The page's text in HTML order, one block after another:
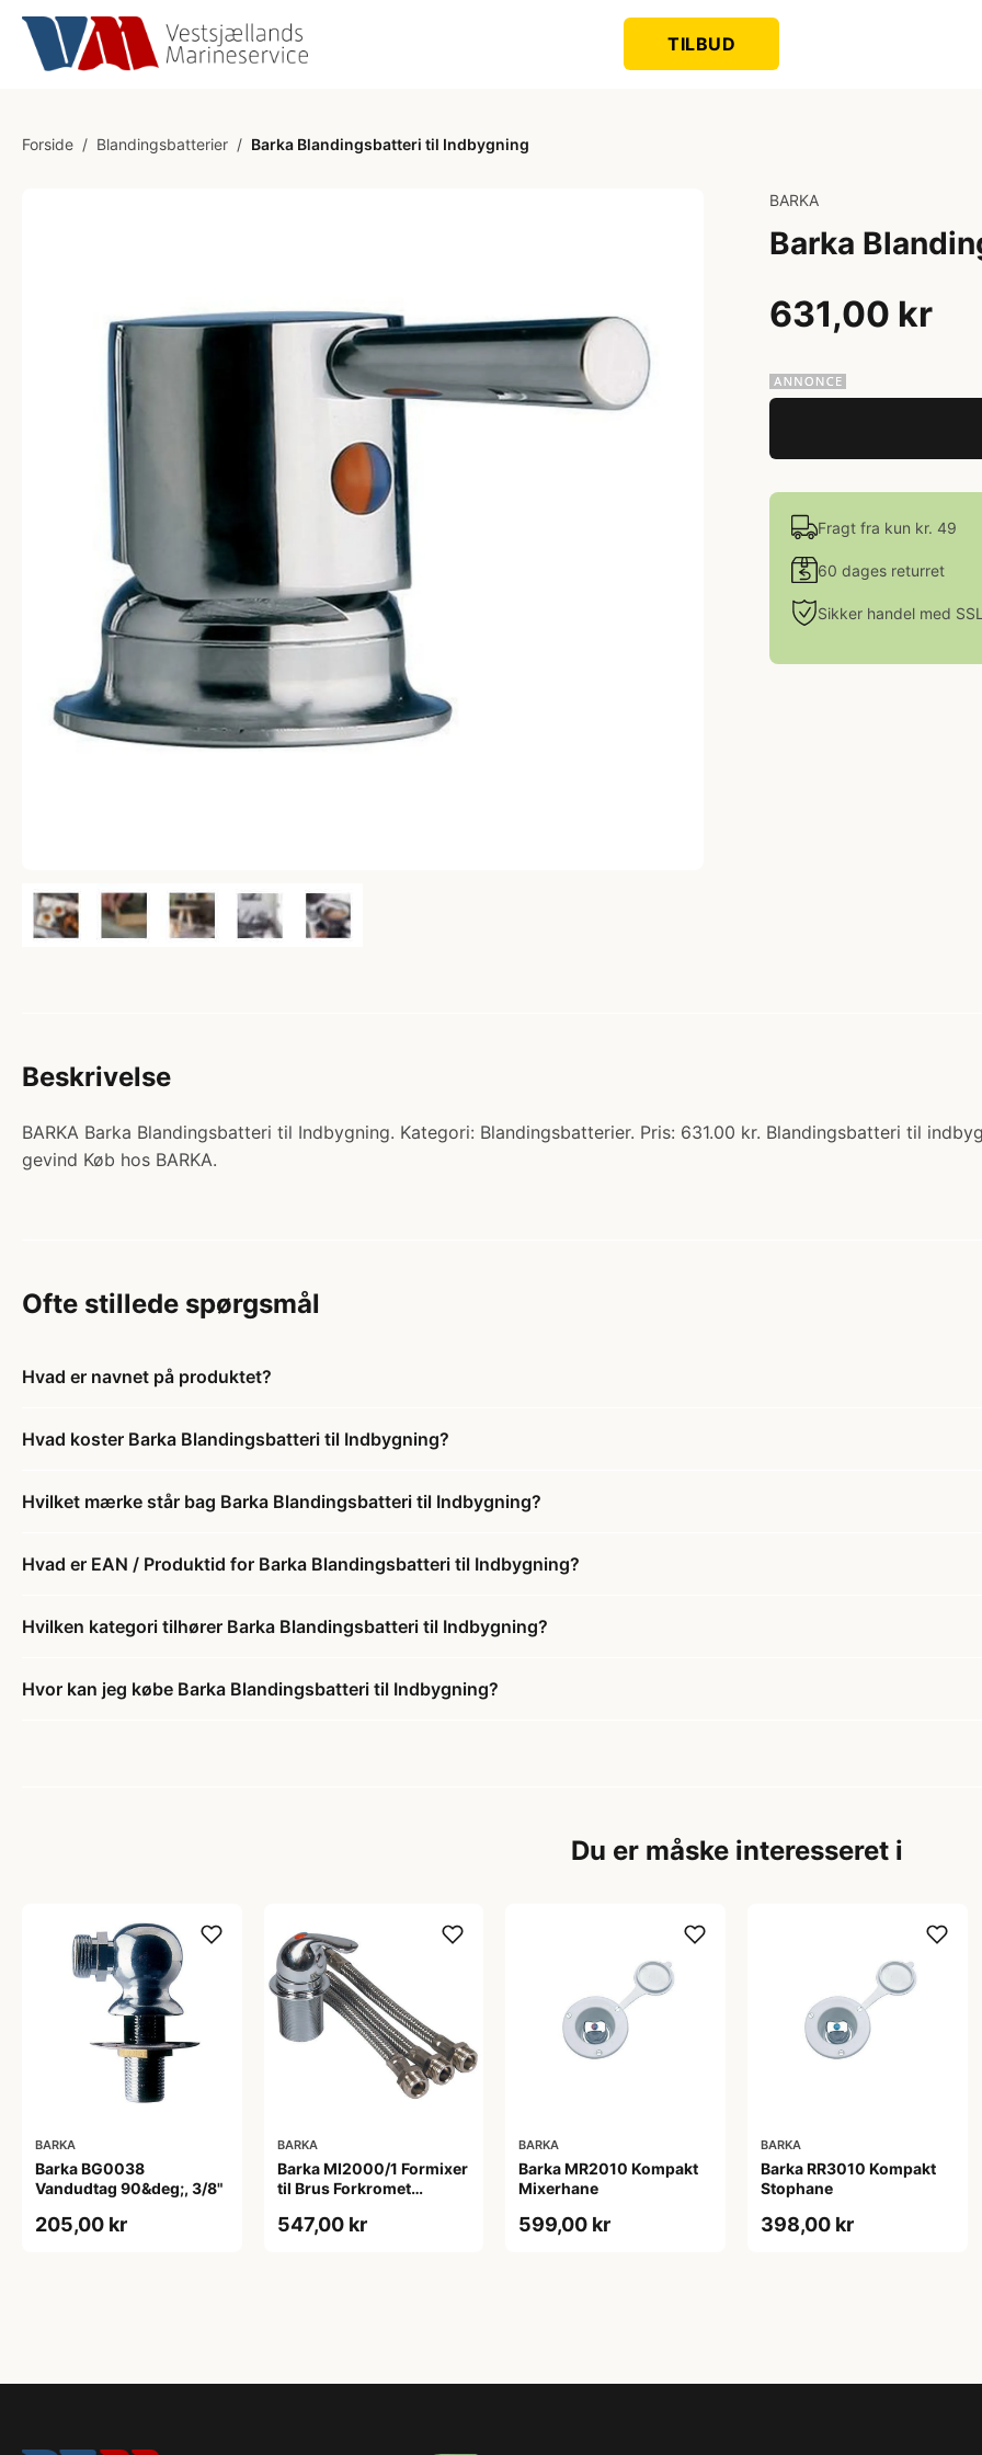
TILBUD
Forside / Blandingsbatterier / Barka Blandingsbatteri til Indbygning
BARKA
Barka
631,00 kr
Fragt fra kun kr. 49
60 dages returret
Sikker handel med
Beskrivelse
BARKA Barka Blandingsbatteri til Indbygning. Kategori: Blandingsbatterier. Pris: 631.00 kr. Blandingsbatteri til
gevind Køb hos BARKA.
Ofte stillede spørgsmål
Hvad er navnet på produktet?
Hvad koster Barka Blandingsbatteri til Indbygning?
Hvilket mærke står bag Barka Blandingsbatteri til Indbygning?
Hvad er EAN / Produktid for Barka Blandingsbatteri til Indbygning?
Hvilken kategori tilhører Barka Blandingsbatteri til Indbygning?
Hvor kan jeg købe Barka Blandingsbatteri til Indbygning?
Du er måske interesseret i
BARKA
Barka BG0038
Vandudtag 90&deg;, 3/8"
205,00 kr
BARKA
Barka MI2000/1 Formixer
til Brus Forkromet
547,00 kr
BARKA
Barka MR2010 Kompakt
Mixerhane
599,00 kr
BARKA
Barka RR3010 Kompakt
Stophane
398,00 kr